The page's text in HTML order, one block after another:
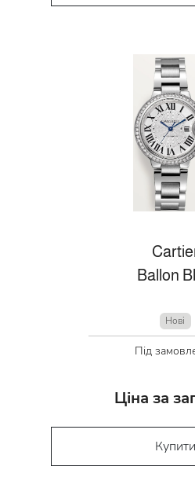
Ballon
Нові
Під
Ціна за
Купити